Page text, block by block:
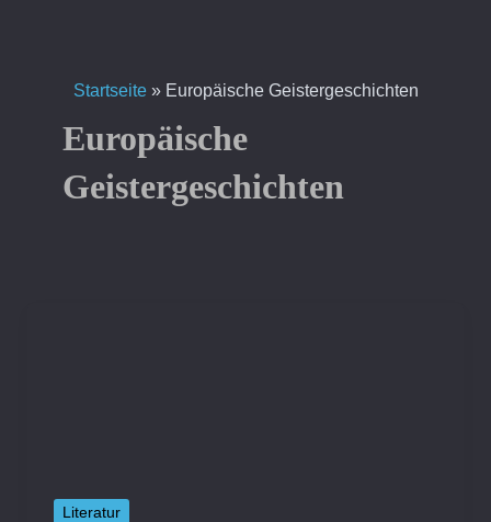
Startseite» Europäische Geistergeschichten
Europäische
Geistergeschichten
Literatur